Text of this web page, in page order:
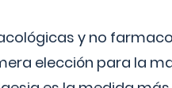
y no
elección para la